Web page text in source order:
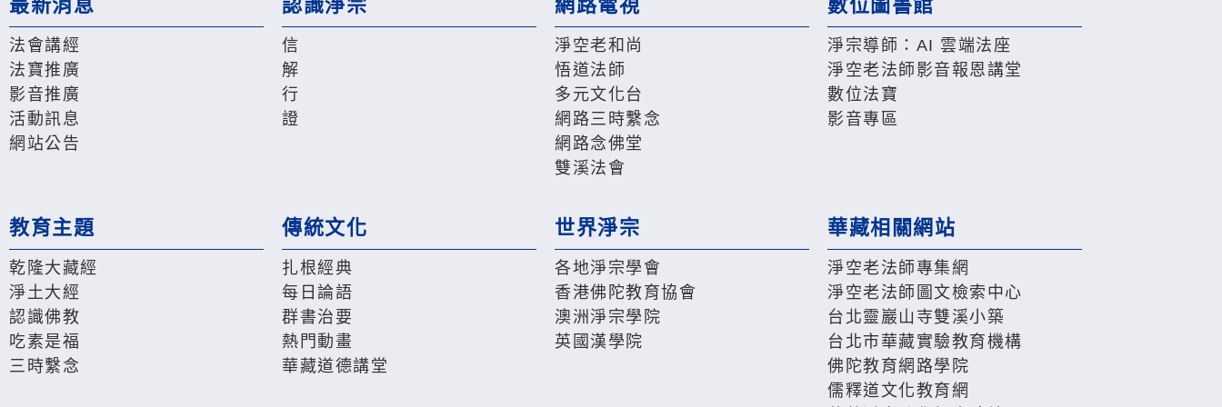
最新消息
法會講經
法寶推廣
影音推廣
活動訊息
網站公告
認識淨宗
信
解
行
證
網路電視
淨空老和尚
悟道法師
多元文化台
網路三時繫念
網路念佛堂
雙溪法會
數位圖書館
淨宗導師：AI 雲端法座
淨空老法師影音報恩講堂
數位法寶
影音專區
教育主題
乾隆大藏經
淨土大經
認識佛教
吃素是福
三時繫念
傳統文化
扎根經典
每日論語
群書治要
熱門動畫
華藏道德講堂
世界淨宗
各地淨宗學會
香港佛陀教育協會
澳洲淨宗學院
英國漢學院
華藏相關網站
淨空老法師專集網
淨空老法師圖文檢索中心
台北靈巖山寺雙溪小築
台北市華藏實驗教育機構
佛陀教育網路學院
儒釋道文化教育網